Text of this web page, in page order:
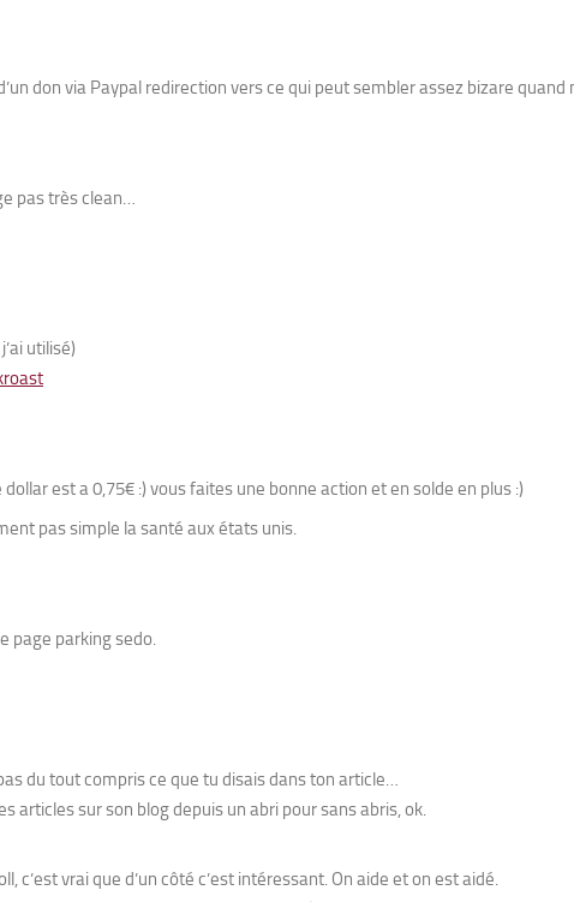
don via Paypal redirection vers ce qui peut sembler assez bizare quand
pas très clean…
utilisé)
est a 0,75€ :) vous faites une bonne action et en solde en plus :)
pas simple la santé aux états unis.
page parking sedo.
du tout compris ce que tu disais dans ton article…
articles sur son blog depuis un abri pour sans abris, ok.
c’est vrai que d’un côté c’est intéressant. On aide et on est aidé.